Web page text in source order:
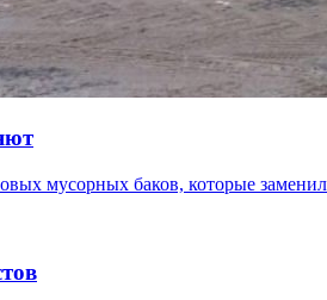
мусорных баков, которые